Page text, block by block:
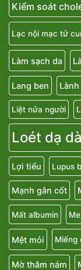
Kiểm soát
Lạc nội mạc tử
Làm sạch da
Lang ben
Liệt nửa người
Loét dạ
Lợi tiểu Lupus
Mạnh gân cốt
Mất albumin
Mệt mỏi Miếng
Mờ thâm nám